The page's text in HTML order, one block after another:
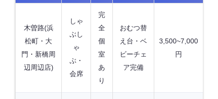
木曽路(浜
松町・大
門・新橋周
辺周辺店)
しゃ
ぶし
ゃ
ぶ・
会席
完
全
個
室
あ
り
おむつ替
え台・ベ
ビーチェ
ア完備
3,500~7,000
円